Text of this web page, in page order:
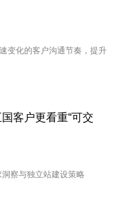
变化的客户沟通节奏，提升
客户更看重“可交
察与独立站建设策略